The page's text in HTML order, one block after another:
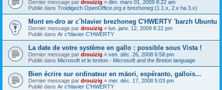
Dernier message par drouizig « dim. mars 01, 2009 8:22 am
Publié dans Troidigezh OpenOffice.org e brezhoneg (1.1.x, 2.x ha 3.x)
Mont en-dro ar c´hlavier brezhoneg C'HWERTY 'barzh Ubuntu
Dernier message par drouizig « lun. janv. 12, 2009 8:22 pm
Publié dans Ar c'hlavier C'HWERTY
La date de votre système en gallo : possible sous Vista !
Dernier message par drouizig « ven. déc. 26, 2008 6:58 pm
Publié dans Microsoft et le breton - Microsoft and the Breton language
Bien écrire sur ordinateur en māori, espéranto, gallois...
Dernier message par drouizig « mer. déc. 17, 2008 5:03 pm
Publié dans Ar c'hlavier C'HWERTY